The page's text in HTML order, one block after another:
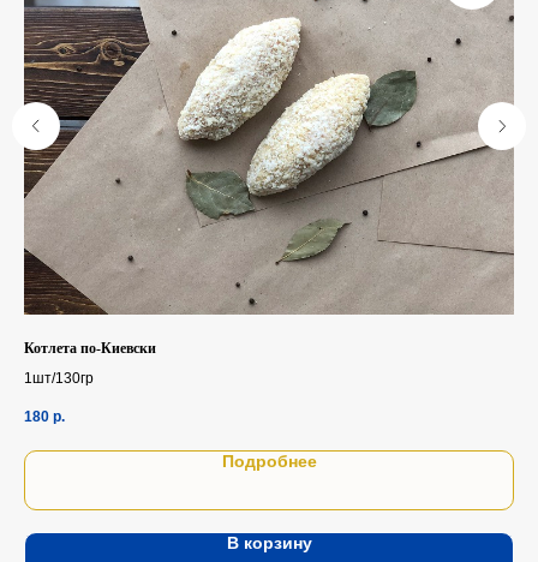
Котлета по-Киевски
1шт/130гр
180 р.
Подробнее
В корзину